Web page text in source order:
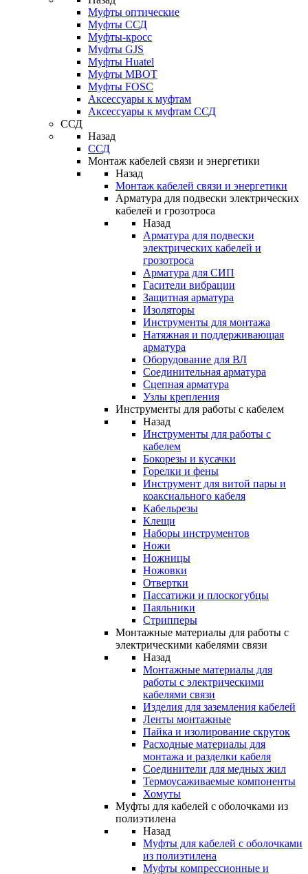
Муфты оптические
Муфты ССД
Муфты-кросс
Муфты GJS
Муфты Huatel
Муфты МВОТ
Муфты FOSC
Аксессуары к муфтам
Аксессуары к муфтам ССД
ССД
Назад
ССД
Монтаж кабелей связи и энергетики
Назад
Монтаж кабелей связи и энергетики
Арматура для подвески электрических
кабелей и грозотроса
Назад
Арматура для подвески
электрических кабелей и
грозотроса
Арматура для СИП
Гасители вибрации
Защитная арматура
Изоляторы
Инструменты для монтажа
Натяжная и поддерживающая
арматура
Оборудование для ВЛ
Соединительная арматура
Сцепная арматура
Узлы крепления
Инструменты для работы с кабелем
Назад
Инструменты для работы с
кабелем
Бокорезы и кусачки
Горелки и фены
Инструмент для витой пары и
коаксиального кабеля
Кабельрезы
Клещи
Наборы инструментов
Ножи
Ножницы
Ножовки
Отвертки
Пассатижи и плоскогубцы
Паяльники
Стрипперы
Монтажные материалы для работы с
электрическими кабелями связи
Назад
Монтажные материалы для
работы с электрическими
кабелями связи
Изделия для заземления кабелей
Ленты монтажные
Пайка и изолирование скруток
Расходные материалы для
монтажа и разделки кабеля
Соединители для медных жил
Термоусаживаемые компоненты
Хомуты
Муфты для кабелей с оболочками из
полиэтилена
Назад
Муфты для кабелей с оболочками
из полиэтилена
Муфты компрессионные и